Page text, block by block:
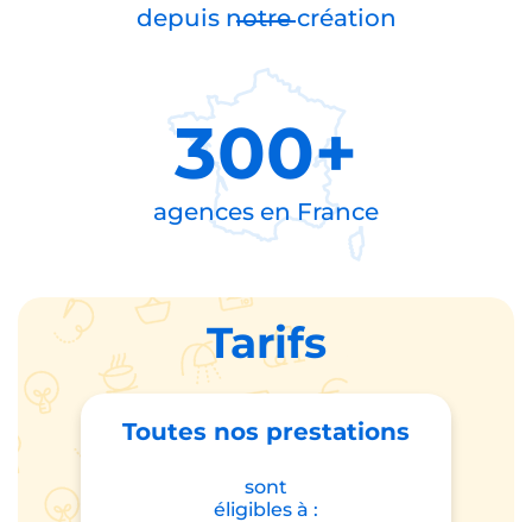
depuis notre création
300+
agences enFrance
Tarifs
Toutes nos prestations
sont
éligibles à :